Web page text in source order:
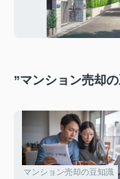
”マンション売却
マンション売却の豆知識